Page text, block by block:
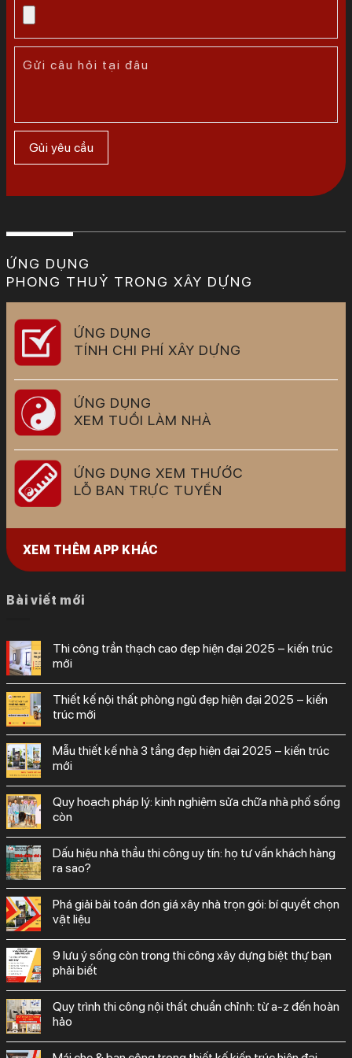
ỨNG DỤNG
PHONG THUỶ TRONG XÂY DỰNG
ỨNG DỤNG
TÍNH CHI PHÍ XÂY DỰNG
ỨNG DỤNG
XEM TUỔI LÀM NHÀ
ỨNG DỤNG XEM THƯỚC
LỖ BAN TRỰC TUYẾN
XEM THÊM APP KHÁC
Bài viết mới
thi công trần thạch cao đẹp hiện đại 2025 – kiến trúc
mới
thiết kế nội thất phòng ngủ đẹp hiện đại 2025 – kiến
trúc mới
mẫu thiết kế nhà 3 tầng đẹp hiện đại 2025 – kiến trúc
mới
quy hoạch pháp lý: kinh nghiệm sửa chữa nhà phố sống
còn
dấu hiệu nhà thầu thi công uy tín: họ tư vấn khách hàng
ra sao?
phá giải bài toán đơn giá xây nhà trọn gói: bí quyết chọn
vật liệu
9 lưu ý sống còn trong thi công xây dựng biệt thự bạn
phải biết
quy trình thi công nội thất chuẩn chỉnh: từ a-z đến hoàn
hảo